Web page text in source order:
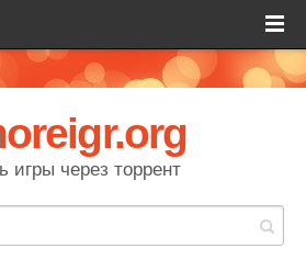
игры через торрент